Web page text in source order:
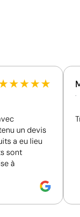
directement sur
directement
EcoVadis
les
ESG.
★★★★
un devis
a eu lieu
sont
à
.